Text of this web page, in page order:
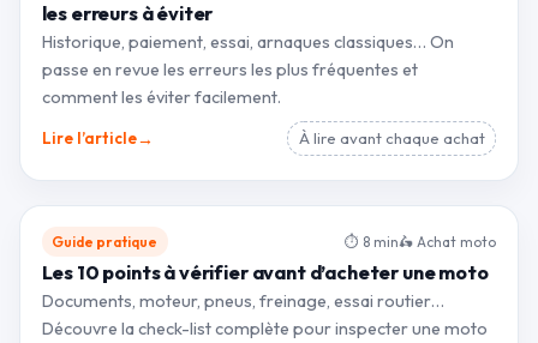
les erreurs à éviter
Historique, paiement, essai, arnaques classiques… On
passe en revue les erreurs les plus fréquentes et
comment les éviter facilement.
Lire l’article→ À lire avant chaque achat
Guide pratique ⏱ 8 min🛵 Achat moto
Les 10 points à vérifier avant d’acheter une moto
Documents, moteur, pneus, freinage, essai routier…
Découvre la check-list complète pour inspecter une moto